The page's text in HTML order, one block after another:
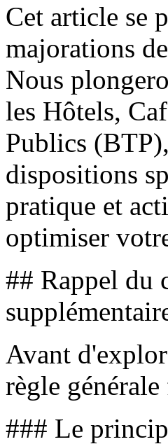
Cet article se
majorations
Nous
les Hôtels,
Publics
dispositions
pratique et
optimiser
## Rappel du
Avant
règle
### Le